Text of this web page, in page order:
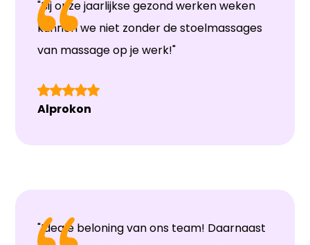
"Bij onze jaarlijkse gezond werken weken
kunnen we niet zonder de stoelmassages
van massage op je werk!"
Alprokon
"Ideale beloning van ons team! Daarnaast